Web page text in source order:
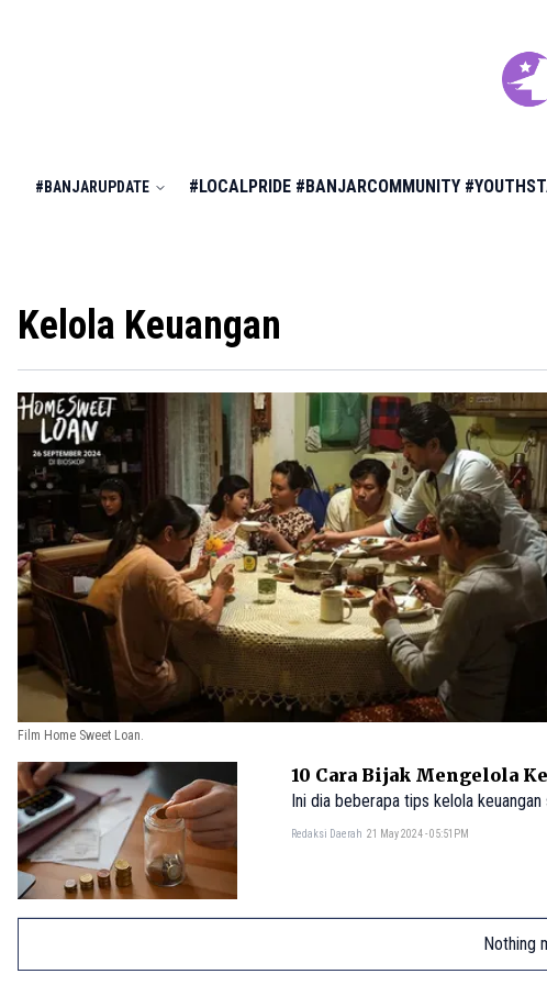
#BANJARUPDATE #LOCALPRIDE #BANJARCOMMUNITY
Kelola Keuangan
Film Home Sweet Loan.
10 Cara Bijak Mengelola
Ini dia beberapa tips kelola
Redaksi Daerah 21 May 2024 - 05:51PM
Nothing